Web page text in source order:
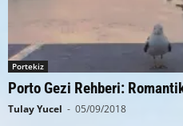
Portekiz
Porto Gezi Rehberi:
Tulay Yucel - 05/09/2018